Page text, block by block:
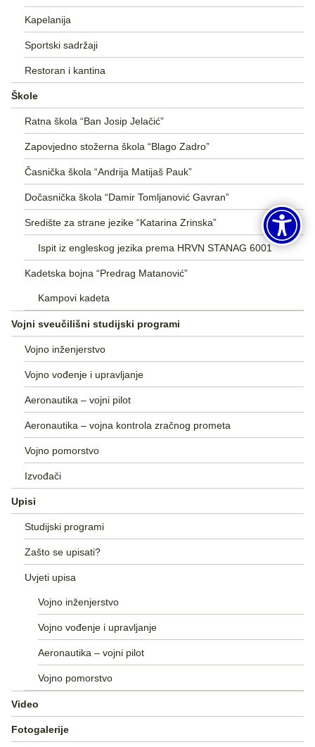
Kapelanija
Sportski sadržaji
Restoran i kantina
Škole
Ratna škola “Ban Josip Jelačić”
Zapovjedno stožerna škola “Blago Zadro”
Časnička škola “Andrija Matijaš Pauk”
Dočasnička škola “Damir Tomljanović Gavran”
Središte za strane jezike “Katarina Zrinska”
Ispit iz engleskog jezika prema HRVN STANAG 6001
Kadetska bojna “Predrag Matanović”
Kampovi kadeta
Vojni sveučilišni studijski programi
Vojno inženjerstvo
Vojno vođenje i upravljanje
Aeronautika – vojni pilot
Aeronautika – vojna kontrola zračnog prometa
Vojno pomorstvo
Izvođači
Upisi
Studijski programi
Zašto se upisati?
Uvjeti upisa
Vojno inženjerstvo
Vojno vođenje i upravljanje
Aeronautika – vojni pilot
Vojno pomorstvo
Video
Fotogalerije